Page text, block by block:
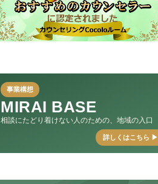
事業構想
MIRAI BASE
相談にたどり着けない人のための、地域の入口
詳しくはこちら ▶